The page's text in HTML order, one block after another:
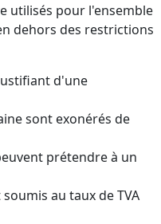
utilisés pour l'ensemble
dehors des restrictions
d'une
sont exonérés de
prétendre à un
au taux de TVA